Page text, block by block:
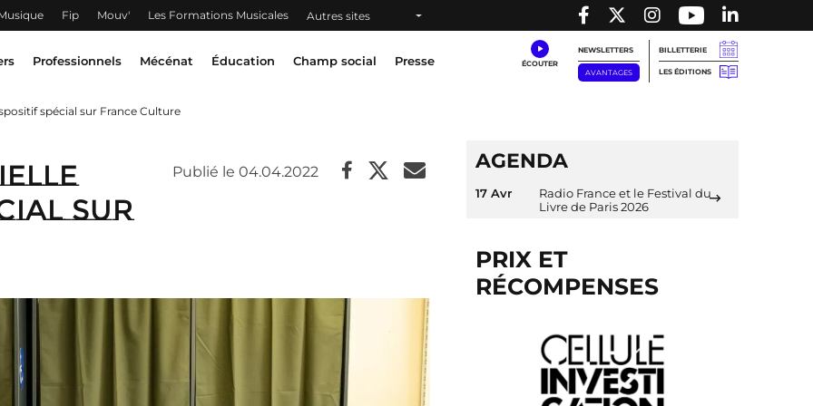
Fip Mouv' Les Formations Musicales Autres sites
Professionnels Mécénat Éducation Champ social Presse
NEWSLETTERS
AVANTAGES
BILLETTERIE
LES ÉDITIONS
spécial sur France Culture
sur
Publié le 04.04.2022 AGENDA
17 Avr
Radio France et le Festival du
Livre de Paris 2026
PRIX ET
RÉCOMPENSES